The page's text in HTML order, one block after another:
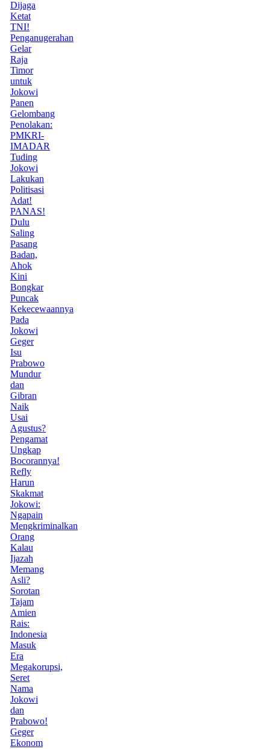
Dijaga
Ketat
TNI!
Penganugerahan
Gelar
Raja
Timor
untuk
Jokowi
Panen
Gelombang
Penolakan:
PMKRI-
IMADAR
Tuding
Jokowi
Lakukan
Politisasi
Adat!
PANAS!
Dulu
Saling
Pasang
Badan,
Ahok
Kini
Bongkar
Puncak
Kekecewaannya
Pada
Jokowi
Geger
Isu
Prabowo
Mundur
dan
Gibran
Naik
Usai
Agustus?
Pengamat
Ungkap
Bocorannya!
Refly
Harun
Skakmat
Jokowi:
Ngapain
Mengkriminalkan
Orang
Kalau
Ijazah
Memang
Asli?
Sorotan
Tajam
Amien
Rais:
Indonesia
Masuk
Era
Megakorupsi,
Seret
Nama
Jokowi
dan
Prabowo!
Geger
Ekonom